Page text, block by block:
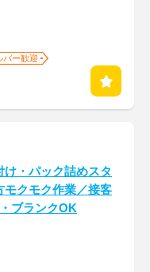
バー歓迎
け・パック詰めスタ
モクモク作業／接客
ブランクOK